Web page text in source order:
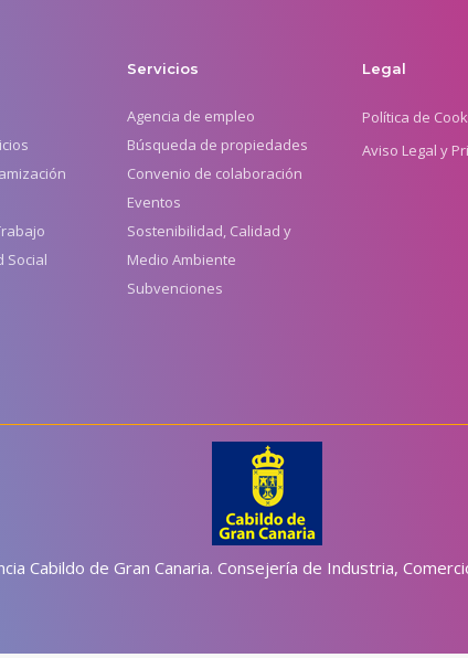
Social
Servicios
Agencia de empleo
Búsqueda de propiedades
Convenio de colaboración
Eventos
Sostenibilidad, Calidad y
Medio Ambiente
Subvenciones
Legal
Política de
Aviso Legal y
Cabildo de Gran Canaria. Consejería de Industria,